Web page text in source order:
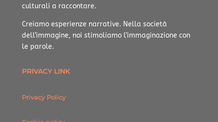
culturali a raccontare.
Creiamo esperienze narrative. Nella società
dell’immagine, noi stimoliamo l’immaginazione con
le parole.
PRIVACY LINK
Privacy Policy